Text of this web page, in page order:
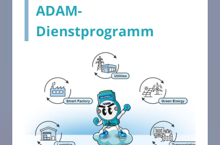
ADAM-
Dienstprogramm